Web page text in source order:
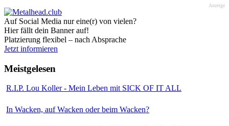
Anzeige
Auf Social Media nur eine(r) von vielen?
Hier fällt dein Banner auf!
Platzierung flexibel – nach Absprache
Jetzt informieren
Meistgelesen
R.I.P. Lou Koller - Mein Leben mit SICK OF IT ALL
In Wacken, auf Wacken oder beim Wacken?